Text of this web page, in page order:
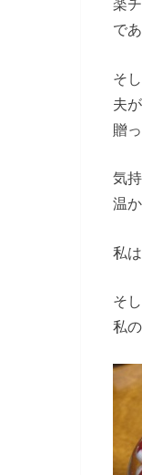
楽
で
そ
夫
贈
気
温
私
そ
私